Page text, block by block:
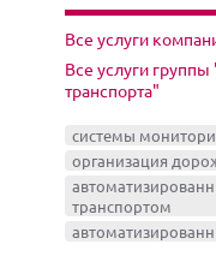
Все услуги
Все услуги
транспорта"
системы
организация
транспортом